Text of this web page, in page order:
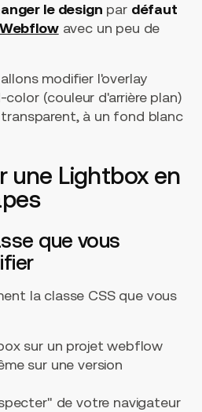
le design par défaut
Webflowavec un peu de
modifier l'overlay
(couleur d'arrière plan)
à un fond blanc
une Lightbox en
que vous
la classe CSS que vous
sur un projet webflow
sur une version
de votre navigateur